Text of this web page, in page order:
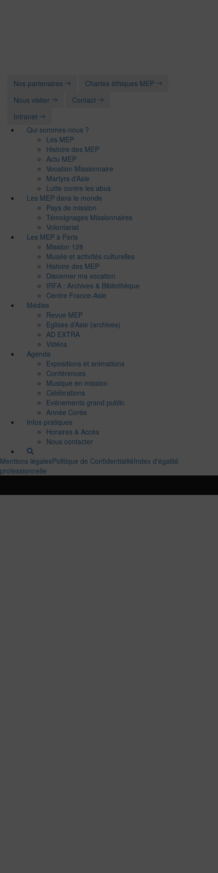
Nos partenaires
Chartes éthiques MEP
Nous visiter
Contact
Intranet
Qui sommes-nous ?
Les MEP
Histoire des MEP
Actu MEP
Vocation Missionnaire
Martyrs d’Asie
Lutte contre les abus
Les MEP dans le monde
Pays de mission
Témoignages Missionnaires
Volontariat
Les MEP à Paris
Mission 128
Musée et activités culturelles
Histoire des MEP
Discerner ma vocation
IRFA : Archives & Bibliothèque
Centre France-Asie
Médias
Revue MEP
Eglises d’Asie (archives)
AD EXTRA
Vidéos
Agenda
Expositions et animations
Conférences
Musique en mission
Célébrations
Evénements grand public
Année Corée
Infos pratiques
Horaires & Accès
Nous contacter
Mentions légalesPolitique de ConfidentialitéIndex d'égalité
professionnelle